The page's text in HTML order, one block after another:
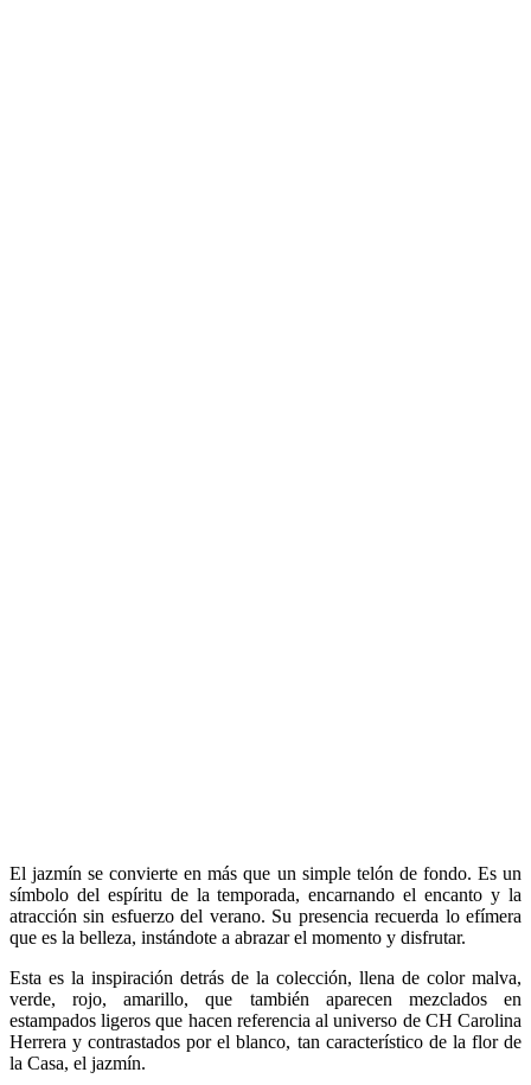
El jazmín se convierte en más que un simple telón de fondo. Es un
símbolo del espíritu de la temporada, encarnando el encanto y la
atracción sin esfuerzo del verano. Su presencia recuerda lo efímera
que es la belleza, instándote a abrazar el momento y disfrutar.
Esta es la inspiración detrás de la colección, llena de color malva,
verde, rojo, amarillo, que también aparecen mezclados en
estampados ligeros que hacen referencia al universo de CH Carolina
Herrera y contrastados por el blanco, tan característico de la flor de
la Casa, el jazmín.